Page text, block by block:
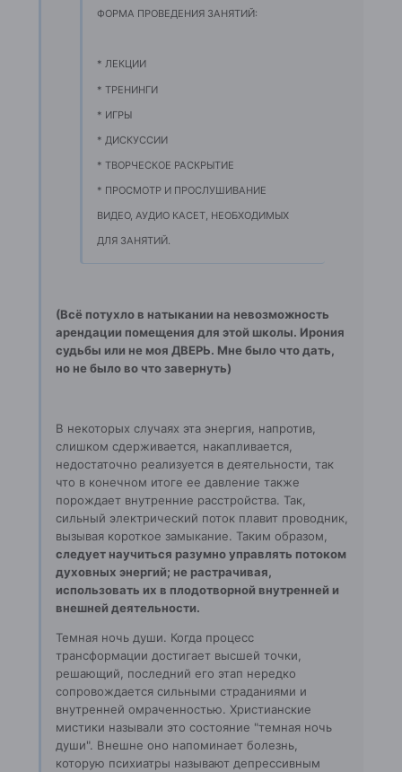
ФОРМА ПРОВЕДЕНИЯ ЗАНЯТИЙ:
* ЛЕКЦИИ
* ТРЕНИНГИ
* ИГРЫ
* ДИСКУССИИ
* ТВОРЧЕСКОЕ РАСКРЫТИЕ
* ПРОСМОТР И ПРОСЛУШИВАНИЕ
ВИДЕО, АУДИО КАСЕТ, НЕОБХОДИМЫХ
ДЛЯ ЗАНЯТИЙ.
(Всё потухло в натыкании на невозможность
арендации помещения для этой школы. Ирония
судьбы или не моя ДВЕРЬ. Мне было что дать,
но не было во что завернуть)
В некоторых случаях эта энергия, напротив,
слишком сдерживается, накапливается,
недостаточно реализуется в деятельности, так
что в конечном итоге ее давление также
порождает внутренние расстройства. Так,
сильный электрический поток плавит проводник,
вызывая короткое замыкание. Таким образом,
следует научиться разумно управлять потоком
духовных энергий; не растрачивая,
использовать их в плодотворной внутренней и
внешней деятельности.
Темная ночь души. Когда процесс
трансформации достигает высшей точки,
решающий, последний его этап нередко
сопровождается сильными страданиями и
внутренней омраченностью. Христианские
мистики называли это состояние "темная ночь
души". Внешне оно напоминает болезнь,
которую психиатры называют депрессивным